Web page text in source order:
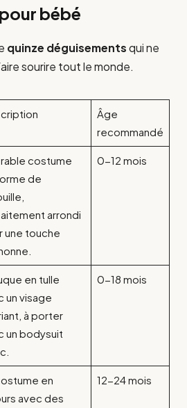
bébé
quinze déguisementsqui ne
sourire tout le monde.
Âge
recommandé
costume
de
arrondi
une touche
0-12 mois
en tulle
un visage
à porter
un bodysuit
0-18 mois
en
avec des
12-24 mois